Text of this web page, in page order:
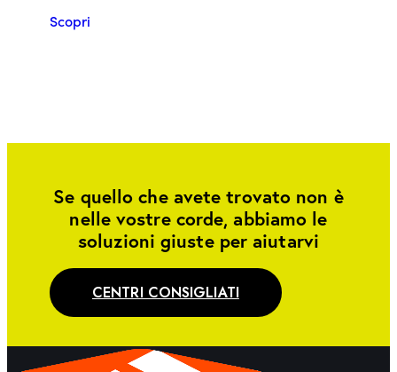
Scopri
Se quello che avete trovato non è
nelle vostre corde, abbiamo le
soluzioni giuste per aiutarvi
CENTRI CONSIGLIATI